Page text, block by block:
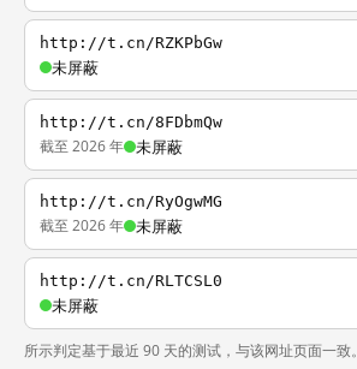
http://t.cn/RZKPbGw
未屏蔽
http://t.cn/8FDbmQw
截至 2026 年 未屏蔽
http://t.cn/RyOgwMG
截至 2026 年 未屏蔽
http://t.cn/RLTCSL0
未屏蔽
所示判定基于最近 90 天的测试，与该网址页面一致。